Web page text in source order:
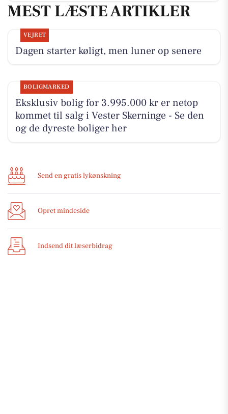
MEST LÆSTE ARTIKLER
VEJRET
Dagen starter køligt, men luner op senere
BOLIGMARKED
Eksklusiv bolig for 3.995.000 kr er netop
kommet til salg i Vester Skerninge - Se den
og de dyreste boliger her
Send en gratis lykønskning
Opret mindeside
Indsend dit læserbidrag